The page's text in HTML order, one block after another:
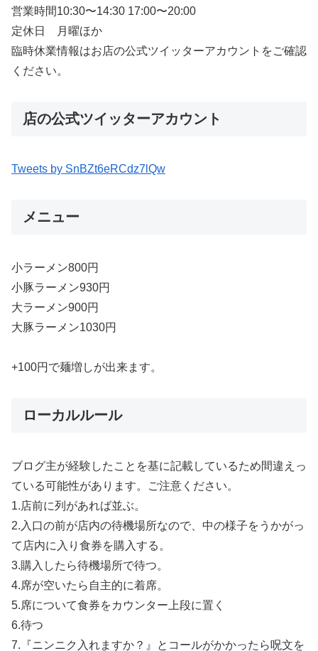
営業時間10:30〜14:30 17:00〜20:00
定休日 月曜ほか
臨時休業情報はお店の公式ツイッターアカウントをご確認
ください。
店の公式ツイッターアカウント
Tweets by SnBZt6eRCdz7lQw
メニュー
小ラーメン800円
小豚ラーメン930円
大ラーメン900円
大豚ラーメン1030円
+100円で麺増しが出来ます。
ローカルルール
ブログ主が経験したことを基に記載しているため間違えっ
ている可能性があります。ご注意ください。
1.店前に列があれば並ぶ。
2.入口の前が店内の待機場所なので、中の様子をうかがっ
て店内に入り食券を購入する。
3.購入したら待機場所で待つ。
4.席が空いたら自主的に着席。
5.席について食券をカウンター上段に置く
6.待つ
7.『ニンニク入れますか？』とコールがかかったら呪文を